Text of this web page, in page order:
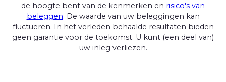
de hoogte bent van de kenmerken en risico's van
beleggen. De waarde van uw beleggingen kan
fluctueren. In het verleden behaalde resultaten bieden
geen garantie voor de toekomst. U kunt (een deel van)
uw inleg verliezen.